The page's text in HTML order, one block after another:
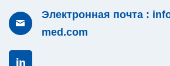
Электронная почта :
med.com